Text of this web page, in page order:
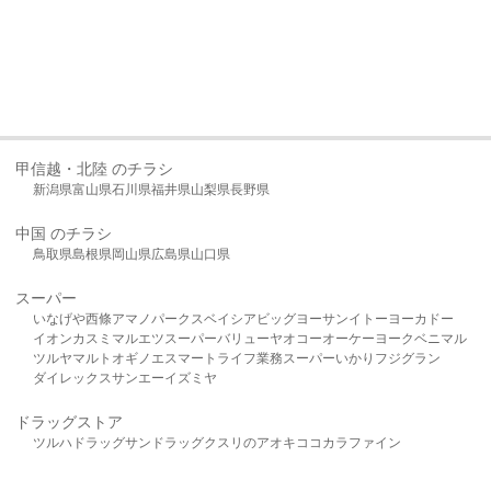
甲信越・北陸 のチラシ
新潟県富山県石川県福井県山梨県長野県
中国 のチラシ
鳥取県島根県岡山県広島県山口県
スーパー
いなげや西條アマノパークスベイシア ビッグヨーサンイトーヨーカドー
イオンカスミ マルエツスーパーバリューヤオコーオーケー ヨークベニマル
ツルヤマルト オギノ エスマート ライフ業務スーパーいかり フジグラン
ダイレックスサンエーイズミヤ
ドラッグストア
ツルハドラッグサンドラッグクスリのアオキ ココカラファイン